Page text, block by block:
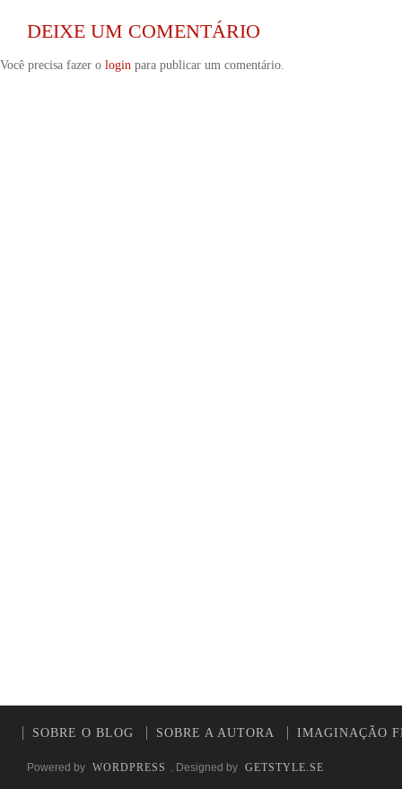
DEIXE UM COMENTÁRIO
Você precisa fazer o login para publicar um comentário.
SOBRE O BLOG SOBRE A AUTORA IMAGINAÇÃO
Powered by WORDPRESS . Designed by GETSTYLE.SE